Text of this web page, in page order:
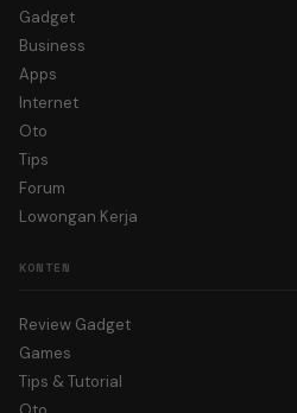
Gadget
Business
Apps
Internet
Oto
Tips
Forum
Lowongan Kerja
KONTEN
Review Gadget
Games
Tips & Tutorial